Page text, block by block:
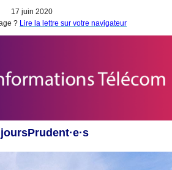
17 juin 2020
? Lire la lettre sur votre navigateur